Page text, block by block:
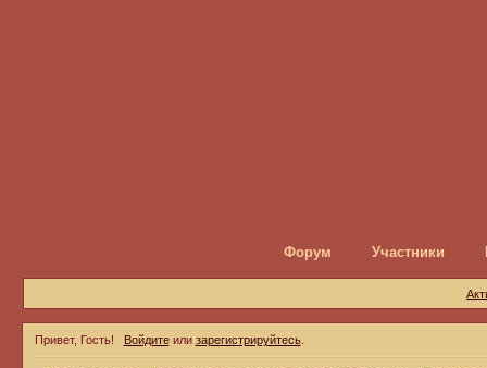
Форум Участники
Привет, Гость! Войдитеили зарегистрируйтесь.